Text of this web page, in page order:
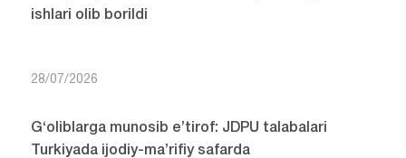
ishlari olib borildi
28/07/2026
G‘oliblarga munosib e’tirof: JDPU talabalari
Turkiyada ijodiy-ma’rifiy safarda